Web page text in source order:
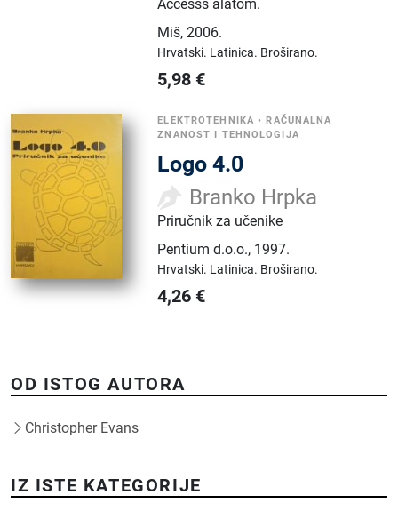
Accesss alatom.
Miš,2006.
Hrvatski. Latinica. Broširano.
5,98 €
ELEKTROTEHNIKA •RAČUNALNA
ZNANOST I TEHNOLOGIJA
Logo 4.0
Branko Hrpka
Priručnik za učenike
Pentium d.o.o., 1997.
Hrvatski. Latinica. Broširano.
4,26 €
OD ISTOG AUTORA
Christopher Evans
IZ ISTE KATEGORIJE